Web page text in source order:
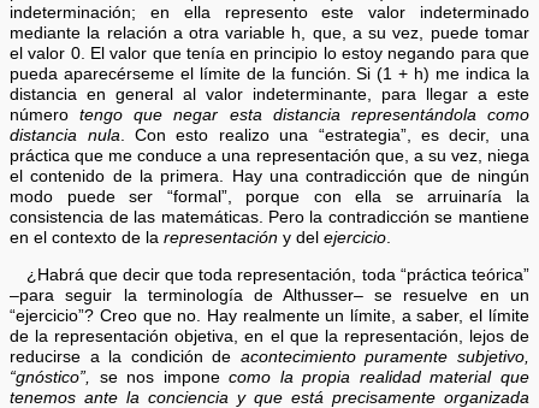
indeterminación; en ella represento este valor indeterminado
mediante la relación a otra variable h, que, a su vez, puede tomar
el valor 0. El valor que tenía en principio lo estoy negando para que
pueda aparecérseme el límite de la función. Si (1 + h) me indica la
distancia en general al valor indeterminante, para llegar a este
númerotengo que negar esta distancia representándola como
distancia nula. Con esto realizo una “estrategia”, es decir, una
práctica que me conduce a una representación que, a su vez, niega
el contenido de la primera. Hay una contradicción que de ningún
modo puede ser “formal”, porque con ella se arruinaría la
consistencia de las matemáticas. Pero la contradicción se mantiene
en el contexto de larepresentación y delejercicio.
¿Habrá que decir que toda representación, toda “práctica teórica”
–para seguir la terminología de Althusser– se resuelve en un
“ejercicio”? Creo que no. Hay realmente un límite, a saber, el límite
de la representación objetiva, en el que la representación, lejos de
reducirse a la condición de acontecimiento puramente subjetivo,
“gnóstico”, se nos imponecomo la propia realidad material que
tenemos ante la conciencia y que está precisamente organizada